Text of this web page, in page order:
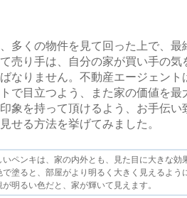
多くの物件を見て回った上で、最
売り手は、自分の家が買い手の気
なりません。不動産エージェント
で目立つよう、また家の価値を最
象を持って頂けるよう、お手伝い
せる方法を挙げてみました。
いペンキは、家の内外とも、見た目に大きな効
で塗ると、部屋がより明るく大きく見えるよう
が明るい色だと、家が輝いて見えます。